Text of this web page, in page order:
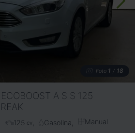
Foto 1 / 18
ECOBOOST A S S 125
125 cv Gasolina Manual